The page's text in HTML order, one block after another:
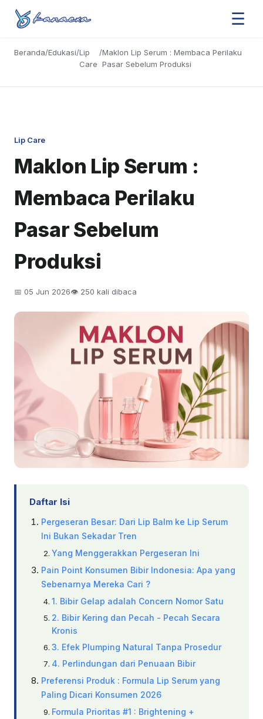
☰
Beranda/Edukasi/Lip
Care
/Maklon Lip Serum : Membaca Perilaku
Pasar Sebelum Produksi
Lip Care
Maklon Lip Serum :
Membaca Perilaku
Pasar Sebelum
Produksi
📅 05 Jun 2026👁 250 kali dibaca
Daftar Isi
Pergeseran Besar: Dari Lip Balm ke Lip Serum
Ini Bukan Sekadar Tren
Yang Menggerakkan Pergeseran Ini
Pain Point Konsumen Bibir Indonesia: Apa yang
Sebenarnya Mereka Cari ?
1. Bibir Gelap adalah Concern Nomor Satu
2. Bibir Kering dan Pecah - Pecah Secara
Kronis
3. Efek Plumping Natural Tanpa Prosedur
4. Perlindungan dari Penuaan Bibir
Preferensi Produk : Formula Lip Serum yang
Paling Dicari Konsumen 2026
Formula Prioritas #1 : Brightening +